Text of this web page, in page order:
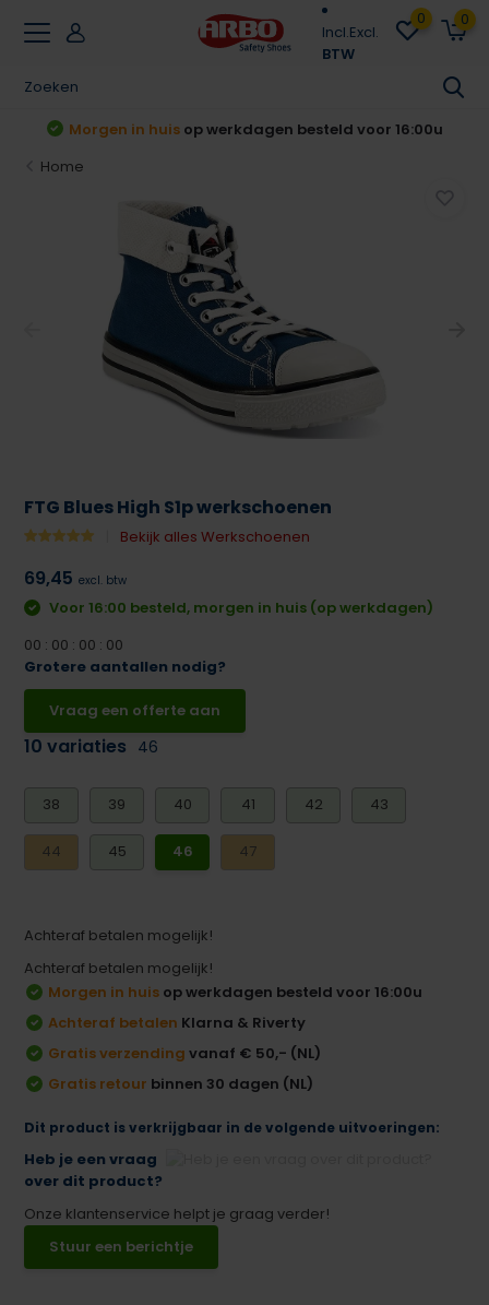
Incl.Excl.
BTW
0 0
Morgen in huis op werkdagen besteld voor 16:00u
Home
FTG Blues High S1p werkschoenen
Bekijk alles Werkschoenen
69,45 excl. btw
Voor 16:00 besteld, morgen in huis (op werkdagen)
00 : 00 : 00 : 00
Grotere aantallen nodig?
Vraag een offerte aan
10 variaties 46
38 39 40 41 42 43
44 45 46 47
Achteraf betalen mogelijk!
Achteraf betalen mogelijk!
Morgen in huis op werkdagen besteld voor 16:00u
Achteraf betalen Klarna & Riverty
Gratis verzending vanaf € 50,- (NL)
Gratis retour binnen 30 dagen (NL)
Dit product is verkrijgbaar in de volgende uitvoeringen:
Heb je een vraag
over dit product?
Onze klantenservice helpt je graag verder!
Stuur een berichtje